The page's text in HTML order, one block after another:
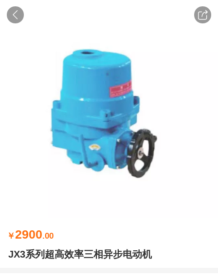
￥2900.00
JX3系列超高效率三相异步电动机